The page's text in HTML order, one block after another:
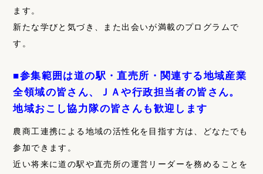
ます。
新たな学びと気づき、また出会いが満載のプログラムで
す。
■参集範囲は道の駅・直売所・関連する地域産業
全領域の皆さん、ＪＡや行政担当者の皆さん。
地域おこし協力隊の皆さんも歓迎します
農商工連携による地域の活性化を目指す方は、どなたでも
参加できます。
近い将来に道の駅や直売所の運営リーダーを務めることを